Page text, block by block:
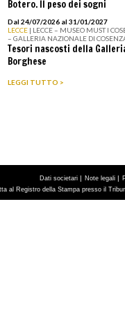
Botero. Il peso dei sogni
Dal 24/07/2026 al 31/01/2027
LECCE | LECCE – MUSEO MUST I
– GALLERIA NAZIONALE DI
Tesori nascosti della
Borghese
LEGGI TUTTO >
Dati societari | Note legali |
al Registro della Stampa presso il